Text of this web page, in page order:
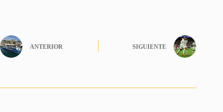
ANTERIOR SIGUIENTE